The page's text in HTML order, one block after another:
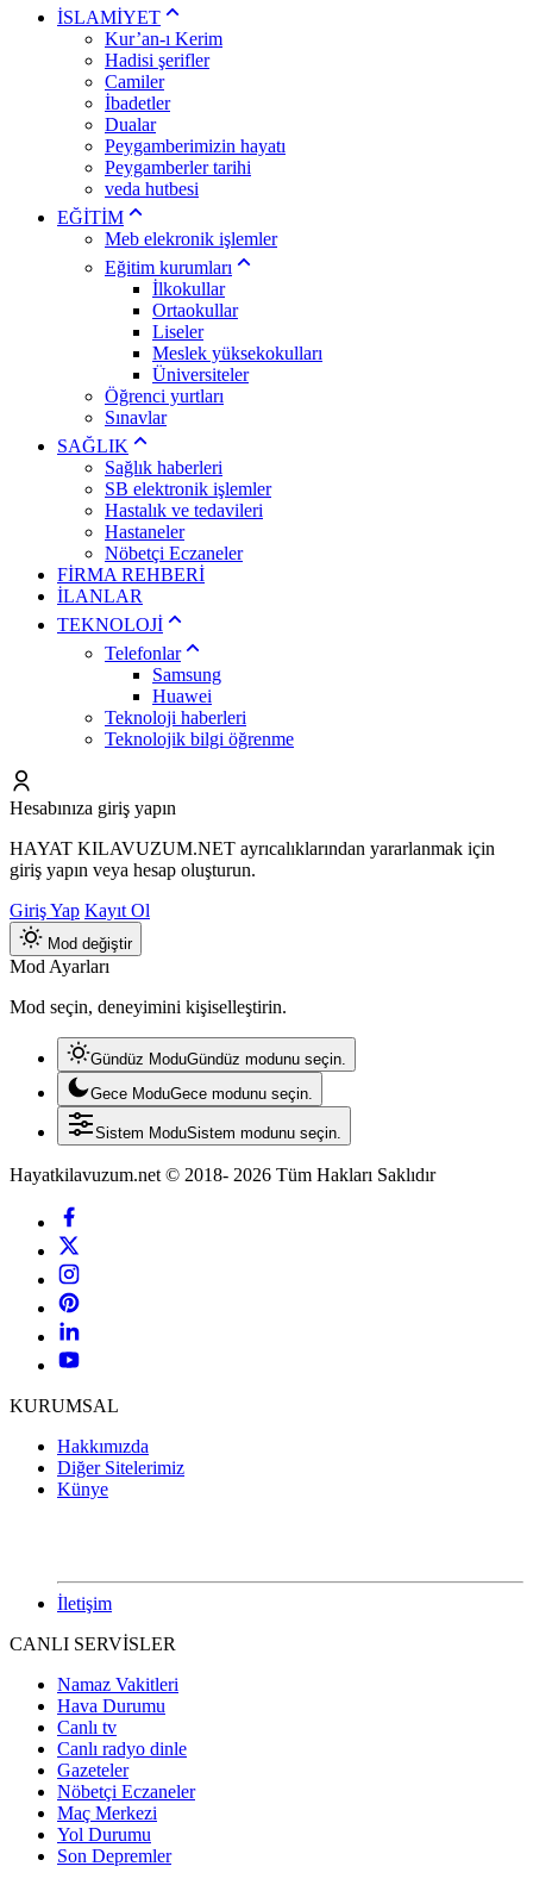
İSLAMİYET
Kur’an-ı Kerim
Hadisi şerifler
Camiler
İbadetler
Dualar
Peygamberimizin hayatı
Peygamberler tarihi
veda hutbesi
EĞİTİM
Meb elekronik işlemler
Eğitim kurumları
İlkokullar
Ortaokullar
Liseler
Meslek yüksekokulları
Üniversiteler
Öğrenci yurtları
Sınavlar
SAĞLIK
Sağlık haberleri
SB elektronik işlemler
Hastalık ve tedavileri
Hastaneler
Nöbetçi Eczaneler
FİRMA REHBERİ
İLANLAR
TEKNOLOJİ
Telefonlar
Samsung
Huawei
Teknoloji haberleri
Teknolojik bilgi öğrenme
Hesabınıza giriş yapın
HAYAT KILAVUZUM.NET ayrıcalıklarından yararlanmak için
giriş yapın veya hesap oluşturun.
Giriş Yap Kayıt Ol
Mod değiştir
Mod Ayarları
Mod seçin, deneyimini kişiselleştirin.
Gündüz ModuGündüz modunu seçin.
Gece ModuGece modunu seçin.
Sistem ModuSistem modunu seçin.
Hayatkilavuzum.net © 2018- 2026 Tüm Hakları Saklıdır
KURUMSAL
Hakkımızda
Diğer Sitelerimiz
Künye
İletişim
CANLI SERVİSLER
Namaz Vakitleri
Hava Durumu
Canlı tv
Canlı radyo dinle
Gazeteler
Nöbetçi Eczaneler
Maç Merkezi
Yol Durumu
Son Depremler